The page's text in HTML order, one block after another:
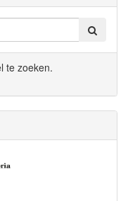
te zoeken.